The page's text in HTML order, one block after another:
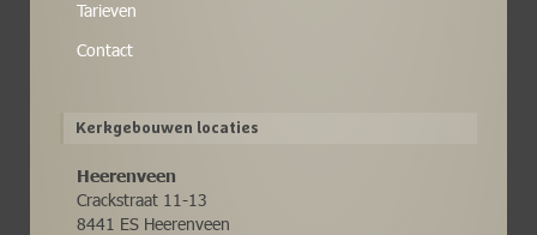
Tarieven
Contact
Kerkgebouwen locaties
Heerenveen
Crackstraat 11-13
8441 ES Heerenveen